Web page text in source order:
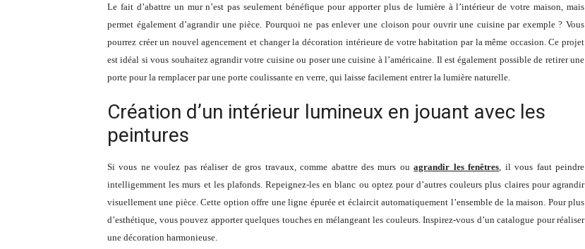
Le fait d’abattre un mur n’est pas seulement bénéfique pour apporter plus de lumière à l’intérieur de votre maison, mais
permet également d’agrandir une pièce. Pourquoi ne pas enlever une cloison pour ouvrir une cuisine par exemple ? Vous
pourrez créer un nouvel agencement et changer la décoration intérieure de votre habitation par la même occasion. Ce projet
est idéal si vous souhaitez agrandir votre cuisine ou poser une cuisine à l’américaine. Il est également possible de retirer une
porte pour la remplacer par une porte coulissante en verre, qui laisse facilement entrer la lumière naturelle.
Création d’un intérieur lumineux en jouant avec les
peintures
Si vous ne voulez pas réaliser de gros travaux, comme abattre des murs ouagrandir les fenêtres , il vous faut peindre
intelligemment les murs et les plafonds. Repeignez-les en blanc ou optez pour d’autres couleurs plus claires pour agrandir
visuellement une pièce. Cette option offre une ligne épurée et éclaircit automatiquement l’ensemble de la maison. Pour plus
d’esthétique, vous pouvez apporter quelques touches en mélangeant les couleurs. Inspirez-vous d’un catalogue pour réaliser
une décoration harmonieuse.